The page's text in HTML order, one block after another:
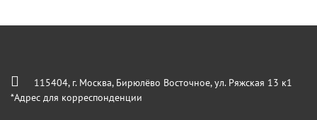
115404, г. Москва, Бирюлёво Восточное, ул. Ряжская 13 к1
*Адрес для корреспонденции